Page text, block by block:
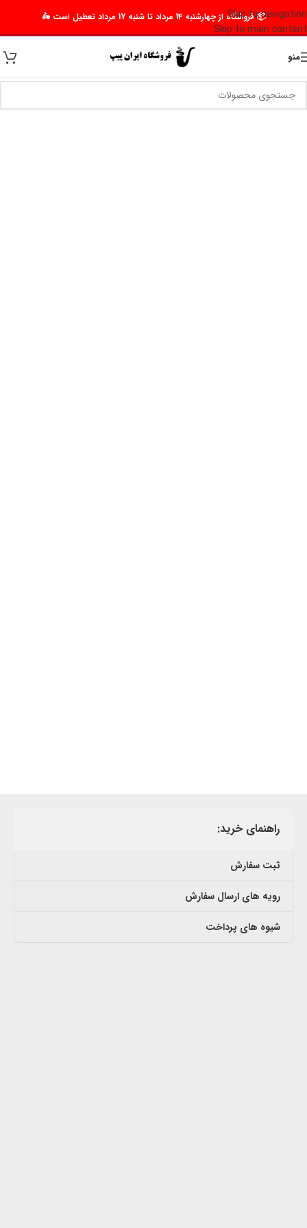
Skip to navigation
Skip to main content
📦 فروشگاه از چهارشنبه 14 مرداد تا شنبه 17 مرداد تعطیل است 🛵
منو
راهنمای خرید:
ثبت سفارش
رویه های ارسال سفارش
شیوه های پرداخت